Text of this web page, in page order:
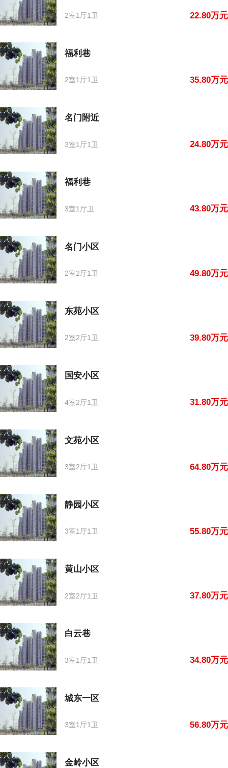
2室1厅1卫 22.80万元
福利巷
2室1厅1卫 35.80万元
名门附近
3室1厅1卫 24.80万元
福利巷
3室1厅卫 43.80万元
名门小区
2室2厅1卫 49.80万元
东苑小区
2室2厅1卫 39.80万元
国安小区
4室2厅1卫 31.80万元
文苑小区
3室2厅1卫 64.80万元
静园小区
3室1厅1卫 55.80万元
黄山小区
2室2厅1卫 37.80万元
白云巷
3室1厅1卫 34.80万元
城东一区
3室1厅1卫 56.80万元
金岭小区